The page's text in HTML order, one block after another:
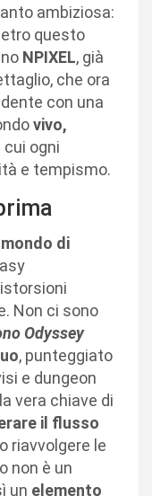
ambiziosa:
questo
NPIXEL, già
che ora
con una
vivo,
cui ogni
e tempismo.
mondo di
Non ci sono
Odyssey
, punteggiato
e dungeon
vera chiave di
il flusso
riavvolgere le
non è un
un elemento